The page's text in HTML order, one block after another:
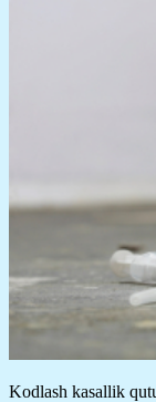
Kodlash kasallik